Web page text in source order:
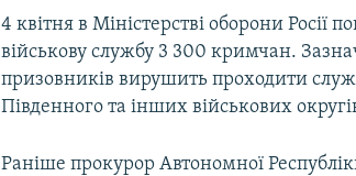
4 квітня в Міністерстві оборони
військову службу 3 300 кримчан.
призовників вирушить проходити
Південного та інших військових округів
Раніше прокурор Автономної